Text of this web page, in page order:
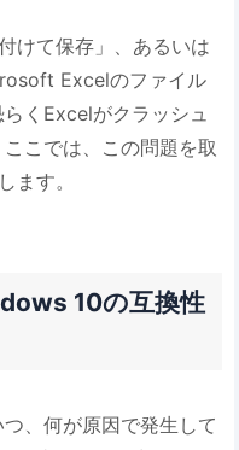
けて保存」、あるいは
Excelのファイル
くExcelがクラッシュ
こでは、この問題を取
ます。
10の互換性
、何が原因で発生して